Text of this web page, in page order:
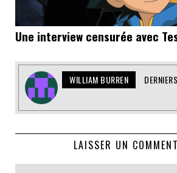
Une interview censurée avec
WILLIAM BURREN
LAISSER UN